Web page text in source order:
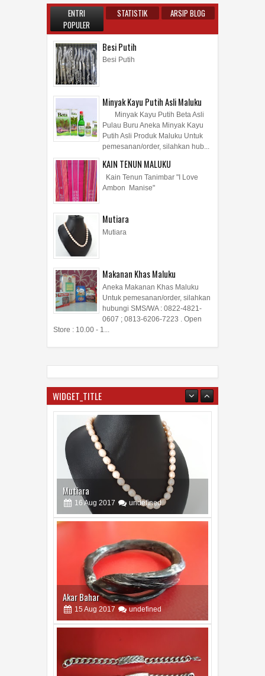
ENTRI
POPULER
STATISTIK ARSIP BLOG
Besi Putih
Besi Putih
Minyak Kayu Putih Asli Maluku
Minyak Kayu Putih Beta Asli
Pulau Buru Aneka Minyak Kayu
Putih Asli Produk Maluku Untuk
pemesanan/order, silahkan hub...
KAIN TENUN MALUKU
Kain Tenun Tanimbar "I Love
Ambon Manise"
Mutiara
Mutiara
Makanan Khas Maluku
Aneka Makanan Khas Maluku
Untuk pemesanan/order, silahkan
hubungi SMS/WA : 0822-4821-
0607 ; 0813-6206-7223 . Open
Store : 10.00 - 1...
WIDGET_TITLE
Mutiara
16Aug undefined
Akar Bahar
15 Aug 2017 undefined